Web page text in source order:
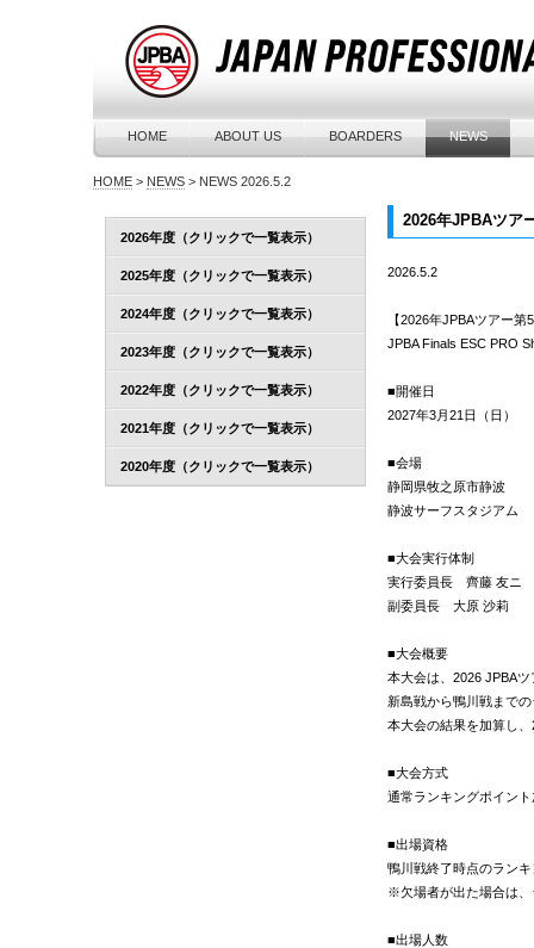
HOME ABOUT US BOARDERS NEWS
HOME> NEWS> NEWS 2026.5.2
2026年JPBAツア
2026.5.2
【2026年JPBAツアー第
JPBA Finals ESC PRO
■開催日
2027年3月21日（日）
■会場
静岡県牧之原市静波
静波サーフスタジアム
■大会実行体制
実行委員長 齊藤 友ニ
副委員長 大原 沙莉
■大会概要
本大会は、2026 JPBA
新島戦から鴨川戦まで
本大会の結果を加算し
■大会方式
通常ランキングポイン
■出場資格
鴨川戦終了時点のラン
※欠場者が出た場合は、
■出場人数
2026年度（クリックで一覧表示）
2025年度（クリックで一覧表示）
2024年度（クリックで一覧表示）
2023年度（クリックで一覧表示）
2022年度（クリックで一覧表示）
2021年度（クリックで一覧表示）
2020年度（クリックで一覧表示）